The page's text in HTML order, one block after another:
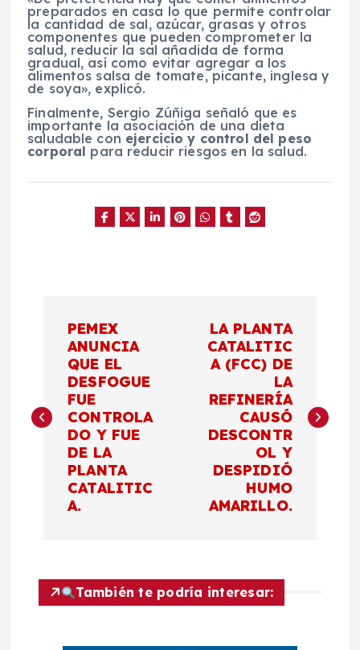
preparados en casa lo que permite controlar
la cantidad de sal, azúcar, grasas y otros
componentes que pueden comprometer la
salud, reducir la sal añadida de forma
gradual, así como evitar agregar a los
alimentos salsa de tomate, picante, inglesa y
de soya», explicó.
Finalmente, Sergio Zúñiga señaló que es
importante la asociación de una dieta
saludable con ejercicio y control del peso
corporal para reducir riesgos en la salud.
e
PEMEX
ANUNCIA
QUE EL
DESFOGUE
FUE
CONTROLA
DO Y FUE
DE LA
PLANTA
CATALITIC
A.
LA PLANTA
CATALITIC
A (FCC) DE
LA
REFINERÍA
CAUSÓ
DESCONTR
OL Y
DESPIDIÓ
HUMO
AMARILLO.
También te podría interesar: